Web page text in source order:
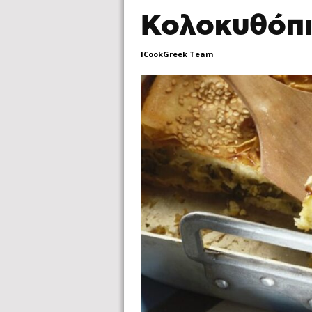
ICookGreek Team